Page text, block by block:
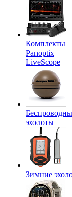
Комплекты
Panoptix
LiveScope
эхолоты
Зимние